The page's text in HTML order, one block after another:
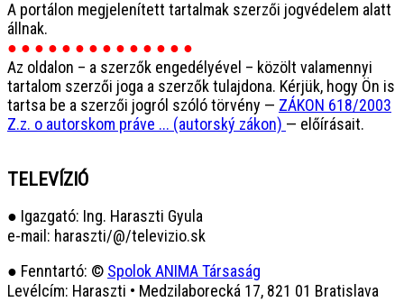
A portálon megjelenített tartalmak szerzői jogvédelem alatt
állnak.
● ● ● ● ● ● ● ● ● ● ● ● ● ●
Az oldalon – a szerzők engedélyével – közölt valamennyi
tartalom szerzői joga a szerzők tulajdona. Kérjük, hogy Ön is
tartsa be a szerzői jogról szóló törvény — ZÁKON 618/2003
Z.z. o autorskom práve ... (autorský zákon) — előírásait.
TELEVÍZIÓ
● Igazgató: Ing. Haraszti Gyula
e-mail: haraszti/@/televizio.sk
● Fenntartó: © Spolok ANIMA Társaság
Levélcím: Haraszti • Medzilaborecká 17, 821 01 Bratislava